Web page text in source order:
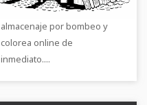
central hidroeléctrica de
almacenaje por bombeo y
colorea online de
inmediato....